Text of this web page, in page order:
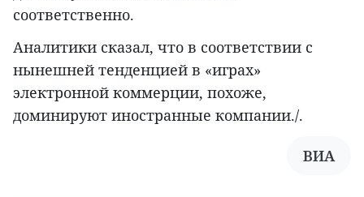
соответственно.
Аналитики сказал, что в соответствии с
нынешней тенденцией в «играх»
электронной коммерции, похоже,
доминируют иностранные компании./.
ВИА